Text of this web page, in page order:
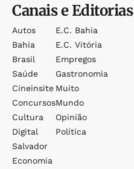
Canais e Editorias
Autos
Bahia
Brasil
Saúde
Cineinsite
Concursos
Cultura
Digital
Salvador
Economia
E.c. Bahia
E.c. Vitória
Empregos
Gastronomia
Muito
Mundo
Opinião
Política